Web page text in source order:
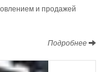
и продажей
Подробнее